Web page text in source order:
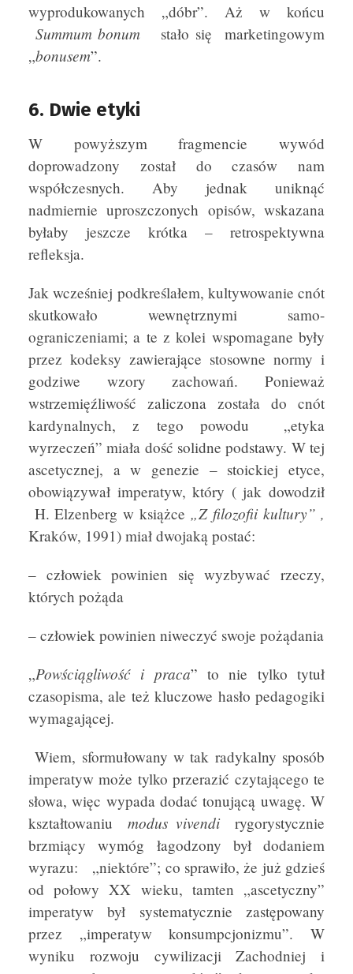
wyprodukowanych „dóbr”. Aż w końcu
Summum bonum stało się marketingowym
„bonusem”.
6. Dwie etyki
W powyższym fragmencie wywód
doprowadzony został do czasów nam
współczesnych. Aby jednak uniknąć
nadmiernie uproszczonych opisów, wskazana
byłaby jeszcze krótka – retrospektywna
refleksja.
Jak wcześniej podkreślałem, kultywowanie cnót
skutkowało wewnętrznymi samo-
ograniczeniami; a te z kolei wspomagane były
przez kodeksy zawierające stosowne normy i
godziwe wzory zachowań. Ponieważ
wstrzemięźliwość zaliczona została do cnót
kardynalnych, z tego powodu „etyka
wyrzeczeń” miała dość solidne podstawy. W tej
ascetycznej, a w genezie – stoickiej etyce,
obowiązywał imperatyw, który ( jak dowodził
H. Elzenberg w książce „Z filozofii kultury” ,
Kraków, 1991) miał dwojaką postać:
– człowiek powinien się wyzbywać rzeczy,
których pożąda
– człowiek powinien niweczyć swoje pożądania
„Powściągliwość i praca” to nie tylko tytuł
czasopisma, ale też kluczowe hasło pedagogiki
wymagającej.
Wiem, sformułowany w tak radykalny sposób
imperatyw może tylko przerazić czytającego te
słowa, więc wypada dodać tonującą uwagę. W
kształtowaniu
modus vivendi
rygorystycznie
brzmiący wymóg łagodzony był dodaniem
wyrazu: „niektóre”; co sprawiło, że już gdzieś
od połowy XX wieku, tamten „ascetyczny”
imperatyw był systematycznie zastępowany
przez „imperatyw konsumpcjonizmu”. W
wyniku rozwoju cywilizacji Zachodniej i